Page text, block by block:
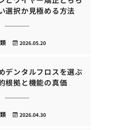
選択か見極める方法
2026.05.20
デンタルフロスを選ぶ
根拠と機能の真価
2026.04.30